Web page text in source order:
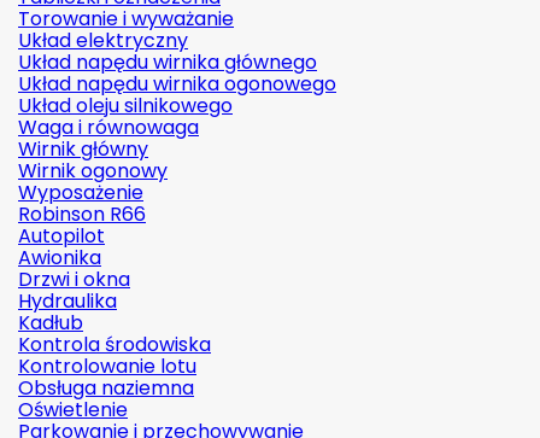
Torowanie i wyważanie
Układ elektryczny
Układ napędu wirnika głównego
Układ napędu wirnika ogonowego
Układ oleju silnikowego
Waga i równowaga
Wirnik główny
Wirnik ogonowy
Wyposażenie
Robinson R66
Autopilot
Awionika
Drzwi i okna
Hydraulika
Kadłub
Kontrola środowiska
Kontrolowanie lotu
Obsługa naziemna
Oświetlenie
Parkowanie i przechowywanie